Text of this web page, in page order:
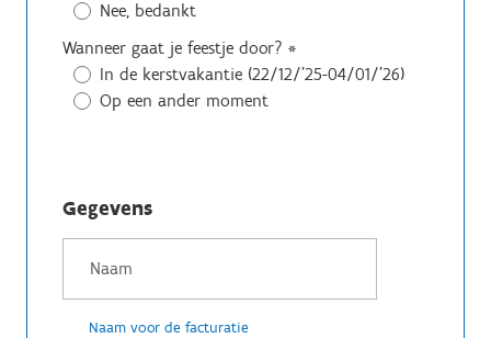
Nee, bedankt
Wanneer gaat je feestje door? *
In de kerstvakantie (22/12/'25-04/01/'26)
Op een ander moment
Gegevens
Naam voor de facturatie